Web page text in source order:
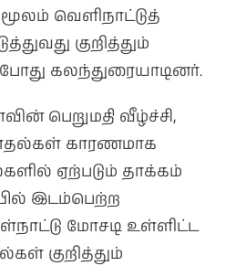
வெளிநாட்டுத்
குறித்தும்
கலந்துரையாடினர்.
பெறுமதி வீழ்ச்சி,
காரணமாக
ஏற்படும் தாக்கம்
இடம்பெற்ற
மோசடி உள்ளிட்ட
குறித்தும்